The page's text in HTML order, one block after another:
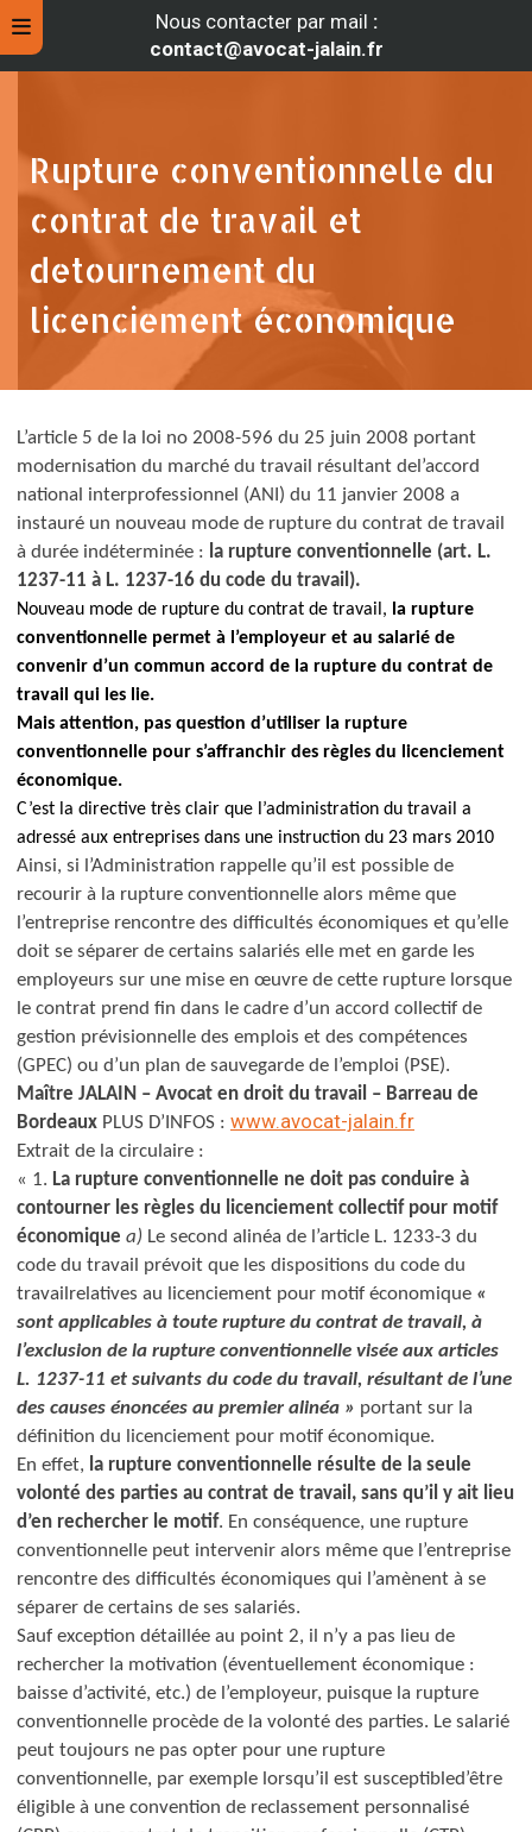
Nous contacter par mail :
contact@avocat-jalain.fr
Rupture conventionnelle du
contrat de travail et
detournement du
licenciement économique
L’article 5 de la loi no 2008-596 du 25 juin 2008 portant
modernisation du marché du travail résultant de l’accord
national interprofessionnel (ANI) du 11 janvier 2008 a
instauré un nouveau mode de rupture du contrat de travail
à durée indéterminée : la rupture conventionnelle (art. L.
1237-11 à L. 1237-16 du code du travail).
Nouveau mode de rupture du contrat de travail, la rupture
conventionnelle permet à l’employeur et au salarié de
convenir d’un commun accord de la rupture du contrat de
travail qui les lie.
Mais attention, pas question d’utiliser la rupture
conventionnelle pour s’affranchir des règles du licenciement
économique.
C’est la directive très clair que l’administration du travail a
adressé aux entreprises dans une instruction du 23 mars 2010
Ainsi, si l’Administration rappelle qu’il est possible de
recourir à la rupture conventionnelle alors même que
l’entreprise rencontre des difficultés économiques et qu’elle
doit se séparer de certains salariés elle met en garde les
employeurs sur une mise en œuvre de cette rupture lorsque
le contrat prend fin dans le cadre d’un accord collectif de
gestion prévisionnelle des emplois et des compétences
(GPEC) ou d’un plan de sauvegarde de l’emploi (PSE).
Maître JALAIN – Avocat en droit du travail – Barreau de
Bordeaux PLUS D’INFOS : www.avocat-jalain.fr
Extrait de la circulaire :
« 1. La rupture conventionnelle ne doit pas conduire à
contourner les règles du licenciement collectif pour motif
économique a) Le second alinéa de l’article L. 1233-3 du
code du travail prévoit que les dispositions du code du
travail relatives au licenciement pour motif économique «
sont applicables à toute rupture du contrat de travail, à
l’exclusion de la rupture conventionnelle visée aux articles
L. 1237-11 et suivants du code du travail, résultant de l’une
des causes énoncées au premier alinéa » portant sur la
définition du licenciement pour motif économique.
En effet, la rupture conventionnelle résulte de la seule
volonté des parties au contrat de travail, sans qu’il y ait lieu
d’en rechercher le motif. En conséquence, une rupture
conventionnelle peut intervenir alors même que l’entreprise
rencontre des difficultés économiques qui l’amènent à se
séparer de certains de ses salariés.
Sauf exception détaillée au point 2, il n’y a pas lieu de
rechercher la motivation (éventuellement économique :
baisse d’activité, etc.) de l’employeur, puisque la rupture
conventionnelle procède de la volonté des parties. Le salarié
peut toujours ne pas opter pour une rupture
conventionnelle, par exemple lorsqu’il est susceptibled’être
éligible à une convention de reclassement personnalisé